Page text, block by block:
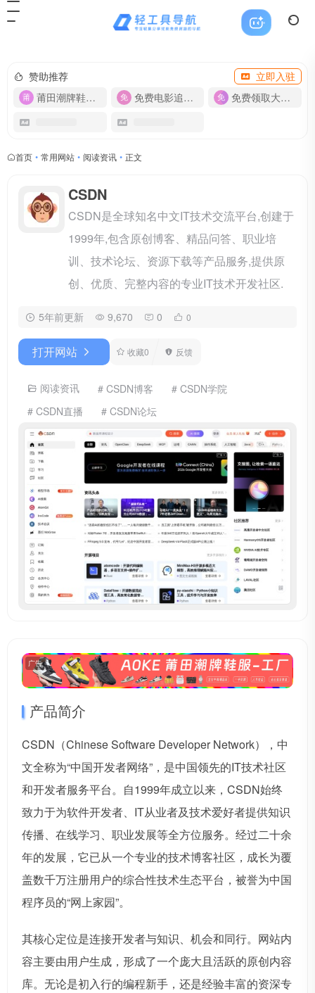
赞助推荐
立即入驻
莆田潮牌鞋服-货源
免费电影追剧APP 免费领取大流量卡【500G】
首页 • 常用网站 • 阅读资讯 • 正文
CSDN
CSDN是全球知名中文IT技术交流平台,创建于
1999年,包含原创博客、精品问答、职业培
训、技术论坛、资源下载等产品服务,提供原
创、优质、完整内容的专业IT技术开发社区.
5年前更新 9,670 0 0
打开网站 收藏0 反馈
阅读资讯 # CSDN博客
# CSDN学院
# CSDN直播
# CSDN论坛
广告
产品简介
CSDN（Chinese Software Developer Network），中
文全称为“中国开发者网络”，是中国领先的IT技术社区
和开发者服务平台。自1999年成立以来，CSDN始终
致力于为软件开发者、IT从业者及技术爱好者提供知识
传播、在线学习、职业发展等全方位服务。经过二十余
年的发展，它已从一个专业的技术博客社区，成长为覆
盖数千万注册用户的综合性技术生态平台，被誉为中国
程序员的“网上家园”。
其核心定位是连接开发者与知识、机会和同行。网站内
容主要由用户生成，形成了一个庞大且活跃的原创内容
库。无论是初入行的编程新手，还是经验丰富的资深专